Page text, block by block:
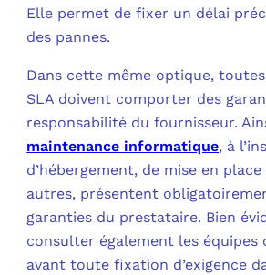
Elle permet de fixer un délai
des pannes.
Dans cette même optique,
SLA doivent comporter des
responsabilité du fournisseur.
maintenance informatique, à
d’hébergement, de mise en
autres, présentent
garanties du prestataire. Bien
consulter également les équipes
avant toute fixation d’exigence